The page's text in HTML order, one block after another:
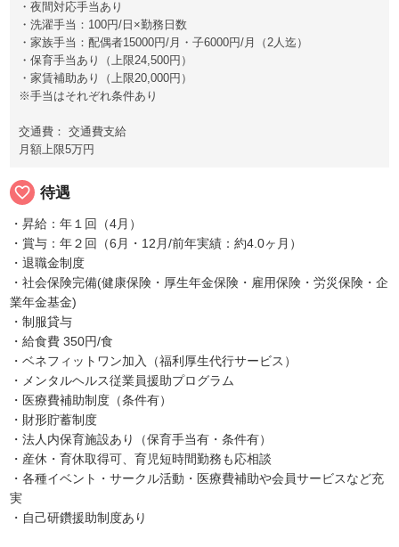
・夜間対応手当あり
・洗濯手当：100円/日×勤務日数
・家族手当：配偶者15000円/月・子6000円/月（2人迄）
・保育手当あり（上限24,500円）
・家賃補助あり（上限20,000円）
※手当はそれぞれ条件あり
交通費： 交通費支給
月額上限5万円
favorite_border 待遇
・昇給：年１回（4月）
・賞与：年２回（6月・12月/前年実績：約4.0ヶ月）
・退職金制度
・社会保険完備(健康保険・厚生年金保険・雇用保険・労災保険・企
業年金基金)
・制服貸与
・給食費 350円/食
・ベネフィットワン加入（福利厚生代行サービス）
・メンタルヘルス従業員援助プログラム
・医療費補助制度（条件有）
・財形貯蓄制度
・法人内保育施設あり（保育手当有・条件有）
・産休・育休取得可、育児短時間勤務も応相談
・各種イベント・サークル活動・医療費補助や会員サービスなど充
実
・自己研鑽援助制度あり